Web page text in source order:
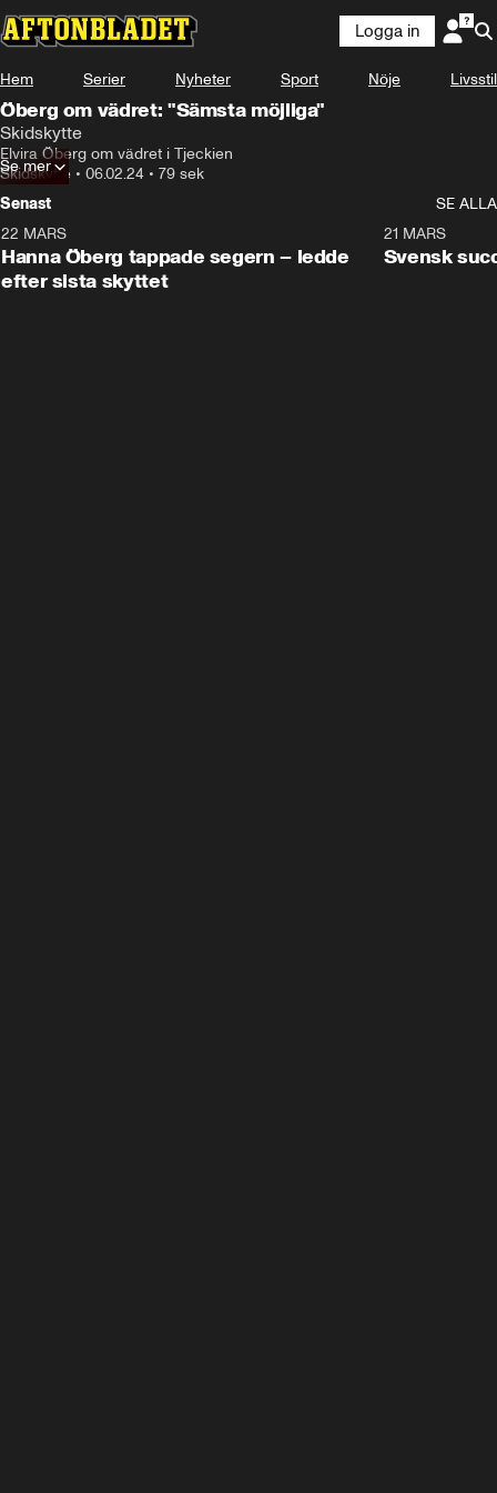
Logga in
Hem Serier Nyheter Sport Nöje Livsstil
Öberg om vädret: "Sämsta möjliga"
Skidskytte
Elvira Öberg om vädret i Tjeckien
Skidskytte • 06.02.24 • 79 sek
Se mer
Senast
SE ALLA
22 MARS
Hanna Öberg tappade segern – ledde
efter sista skyttet
21 MARS
Svensk